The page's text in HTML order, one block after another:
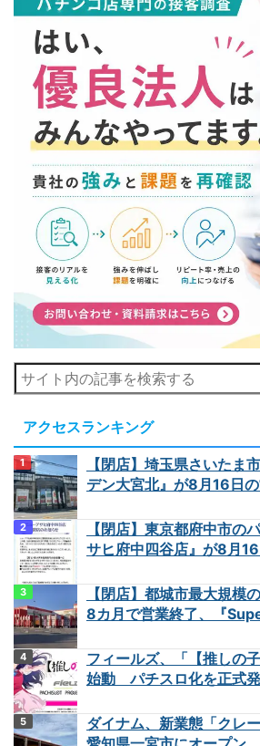
アクセスランキング
【閉店】埼玉県さいたま
デン大宮北』が8月16日
【閉店】東京都府中市の
サヒ府中四谷店』が8月
【閉店】都城市最大規模
8カ月で営業終了、『
フィールズ、「【推しの
始動 パチスロ化を正式
ダイナム、新業態「クレ